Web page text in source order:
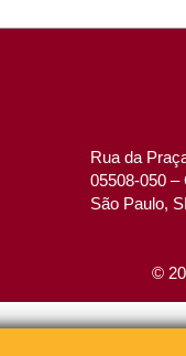
Rua da
05508-050 –
São Paulo,
©